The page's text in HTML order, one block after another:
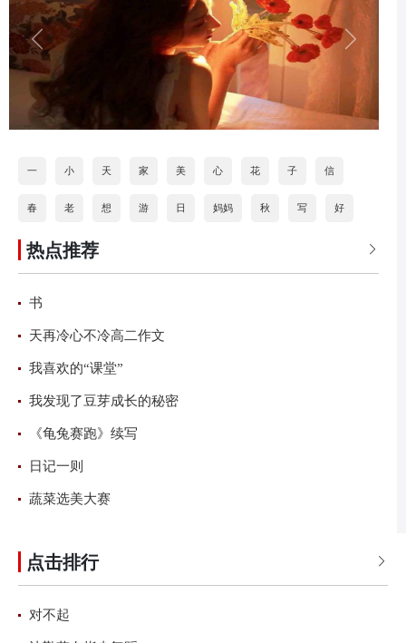
一 小 天 家 美 心 花 子 信
春 老 想 游 日 妈妈 秋 写 好
师 乐 
热点推荐
书
天再冷心不冷高二作文
我喜欢的“课堂”
我发现了豆芽成长的秘密
《龟兔赛跑》续写
日记一则
蔬菜选美大赛

点击排行
对不起